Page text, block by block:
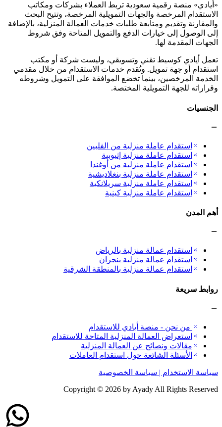
«أيادي» منصة رقمية سعودية تربط العملاء بشركات ومكاتب
الاستقدام المرخصة والجهات التمويلية المرخصة، وتتيح البحث
والمقارنة وتقديم ومتابعة طلبات خدمات العمالة المنزلية، بالإضافة
إلى الوصول إلى خيارات الدفع والتمويل المتاحة وفق شروط
الجهات المقدمة لها.
تعمل أيادي كوسيط تقني وتسويقي، وليست شركة أو مكتب
استقدام أو جهة تمويل. وتُقدم خدمات الاستقدام من خلال مقدمي
الخدمة المرخصين، بينما تخضع الموافقة على التمويل وشروطه
وقراراته للجهة التمويلية المختصة.
الجنسيات
استقدام عاملة منزلية من الفلبين
استقدام عاملة منزلية إثيوبية
استقدام عاملة منزلية من أوغندا
استقدام عاملة منزلية بنغلاديشية
استقدام عاملة منزلية سريلانكية
استقدام عاملة منزلية كينية
أهم المدن
استقدام عمالة منزلية بالرياض
استقدام عمالة منزلية بنجران
استقدام عمالة منزلية بالمنطقة الشرقية
روابط سريعة
من نحن - منصة أيادي للاستقدام
استعراض العمالة المنزلية المتاحة للاستقدام
مقالات ونصائح عن العمالة المنزلية
الأسئلة الشائعة حول استقدام العاملات
سياسة الاستخدام | سياسة الخصوصية
Copyright © 2026 by Ayady All Rights Reserved